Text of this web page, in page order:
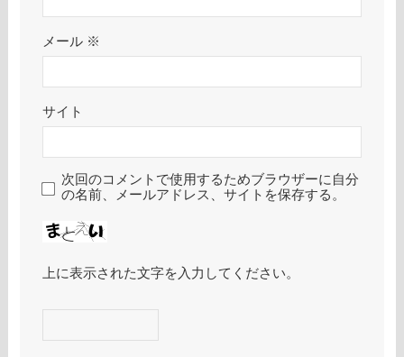
メール ※
サイト
次回のコメントで使用するためブラウザーに自分
の名前、メールアドレス、サイトを保存する。
上に表示された文字を入力してください。